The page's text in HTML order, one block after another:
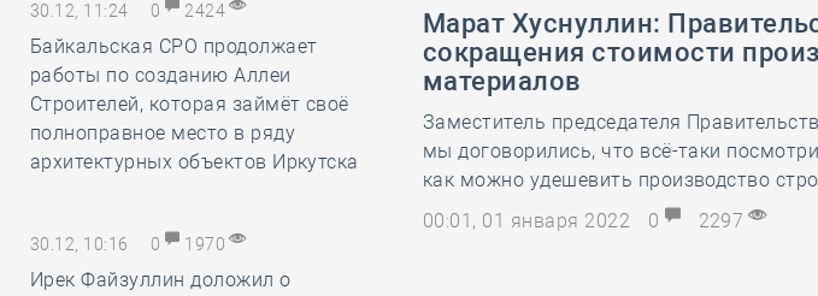
30.12, 11:24 0 2424
Байкальская СРО продолжает
работы по созданию Аллеи
Строителей, которая займёт своё
полноправное место в ряду
архитектурных объектов Иркутска
30.12, 10:16 0 1970
Ирек Файзуллин доложил о
Марат Хуснуллин:
сокращения стоимости
материалов
Заместитель председателя
мы договорились, что всё-таки
как можно удешевить производство
00:01, 01 января 2022
0 2297